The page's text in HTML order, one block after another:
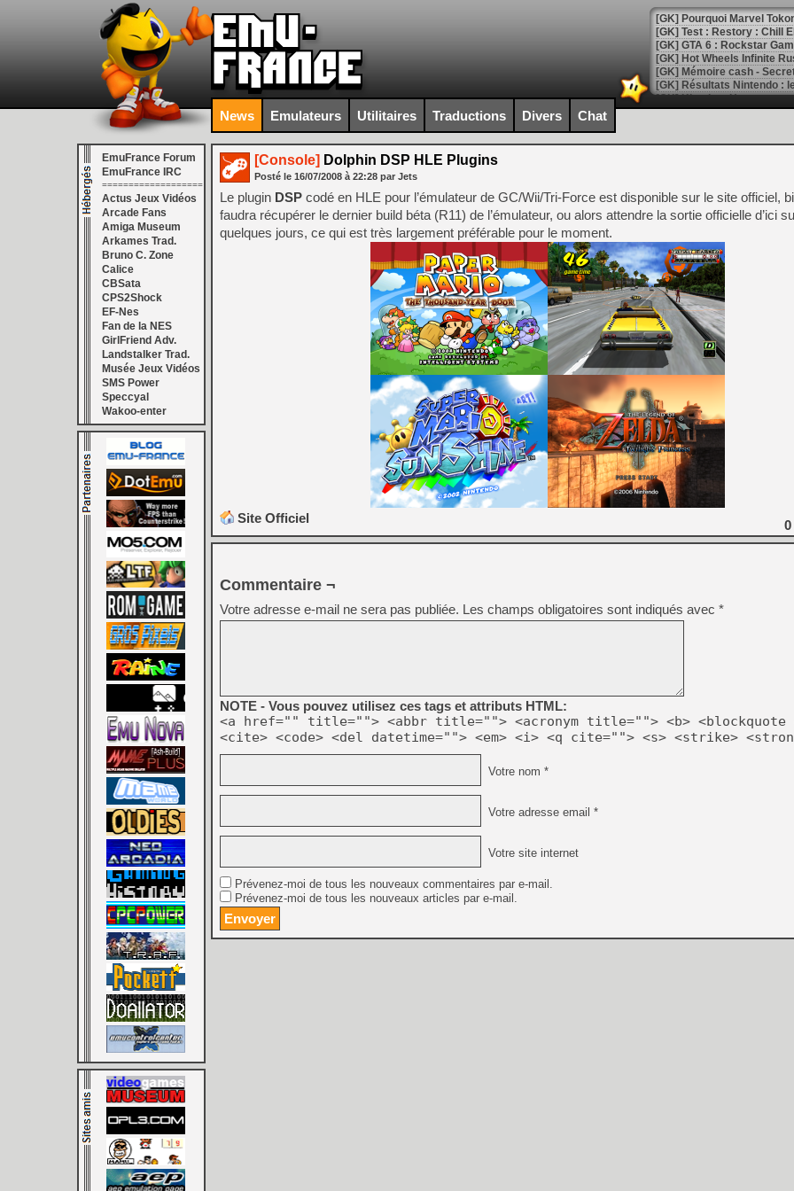
[GK] Pourquoi Marvel
[GK] Test : Restory : Chill
[GK] GTA 6 : Rockstar
[GK] Hot Wheels Infinite
[GK] Mémoire cash -
[GK] Résultats Nintendo :
[GK] Déjà des
[Mo5] Brickboy cherche à
[GK] Minecraft et ses «
[GK] Beast of
[GK] Ubisoft : fin de partie
[GK] Mémoire cash -
[GK] Dan Houser (GTA)
[GK] Comment EA Sports
[GK] Crimson Moon : un
[GK] Isle of Reveries : le
[GK] Moonlighter 2 : The
[GK] Capcom relance
[Mo5] Deux inédits du
[GK] Le beat'em up The
[GK] Endless Legend 2 :
[LS] [PS5] Le WebKit
[GK] Oubliez Crazy Taxi,
[LS] [Switch] NSZ 5.0.0
[GK] No More Room in
[GK] Un chatbot Atelier
[GK] Mémoire cash -
[GK] Nvidia : le prix des
[GK] Suikoden Star Leap
[Mo5] La mini borne
News Emulateurs Utilitaires Traductions Divers Chat
EmuFrance Forum
EmuFrance IRC
===================
Actus Jeux Vidéos
Arcade Fans
Amiga Museum
Arkames Trad.
Bruno C. Zone
Calice
CBSata
CPS2Shock
EF-Nes
Fan de la NES
GirlFriend Adv.
Landstalker Trad.
Musée Jeux Vidéos
SMS Power
Speccyal
Wakoo-enter
[Console] Dolphin DSP HLE Plugins
Posté le 16/07/2008 à 22:28 par Jets
Le plugin DSP codé en HLE pour l’émulateur de GC/Wii/Tri-Force est disponible sur le site officiel,
faudra récupérer le dernier build béta (R11) de l’émulateur, ou alors attendre la sortie officielle d’ici
quelques jours, ce qui est très largement préférable pour le moment.
Site Officiel 0
Commentaire ¬
Votre adresse e-mail ne sera pas publiée. Les champs obligatoires sont indiqués avec *
NOTE - Vous pouvez utilisez ces tags et attributs HTML:
<a href="" title=""> <abbr title=""> <acronym title=""> <b> <blockquote
<cite> <code> <del datetime=""> <em> <i> <q cite=""> <s> <strike>
Votre nom *
Votre adresse email *
Votre site internet
Prévenez-moi de tous les nouveaux commentaires par e-mail.
Prévenez-moi de tous les nouveaux articles par e-mail.